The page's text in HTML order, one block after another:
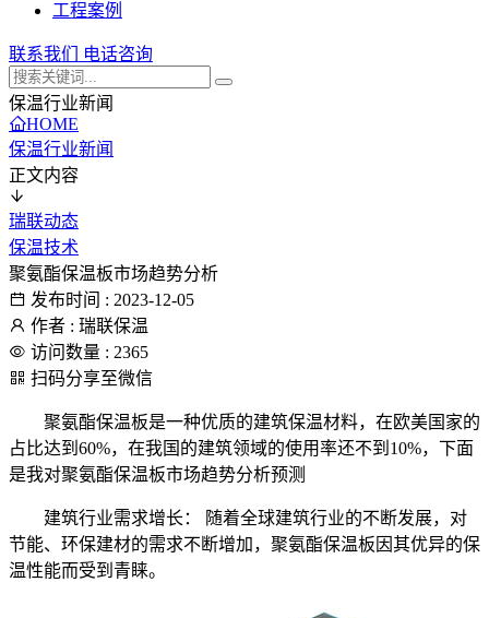
工程案例
联系我们 电话咨询
保温行业新闻
HOME
保温行业新闻
正文内容
瑞联动态
保温技术
聚氨酯保温板市场趋势分析
发布时间 : 2023-12-05
作者 : 瑞联保温
访问数量 : 2365
扫码分享至微信
聚氨酯保温板是一种优质的建筑保温材料，在欧美国家的
占比达到60%，在我国的建筑领域的使用率还不到10%，下面
是我对聚氨酯保温板市场趋势分析预测
建筑行业需求增长： 随着全球建筑行业的不断发展，对
节能、环保建材的需求不断增加，聚氨酯保温板因其优异的保
温性能而受到青睐。